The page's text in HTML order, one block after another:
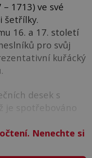
– 1713) ve své
šetřílky.
16. a 17. století
pro svůj
kuřácký
desek s
je spotřebováno
Nenechte si